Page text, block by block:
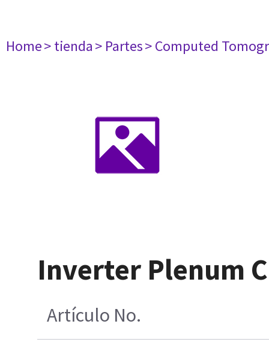
Home> tienda> Partes> Computed
Inverter Plenum
Artículo No.